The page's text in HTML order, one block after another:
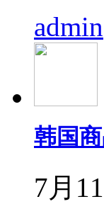
admin
韩国
7月